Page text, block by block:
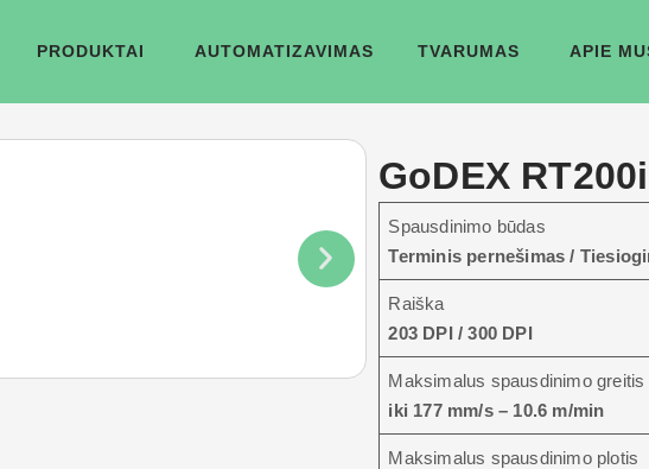
PRODUKTAI AUTOMATIZAVIMAS TVARUMAS APIE
GoDEX
Spausdinimo būdas
Terminis pernešimas /
Raiška
203 DPI / 300 DPI
Maksimalus spausdinimo greitis
iki 177 mm/s – 10.6 m/min
Maksimalus spausdinimo plotis